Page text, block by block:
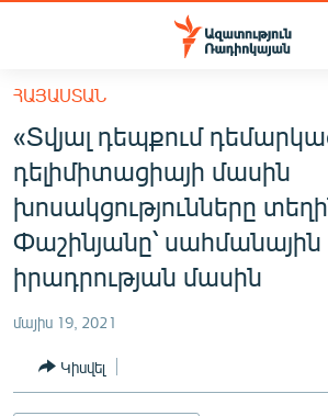
Մատչելիության
հիմնական
բովանդակությանը
Անցնել
հիմնական
մենյուին
Որոնում
ՀԱՅԱՍՏԱՆ
ՔԱՂԱՔԱԿԱՆ
ԸՆՏՐՈՒԹՅՈՒՆՆԵՐ 2026
ԻՐԱՎՈՒՆՔ
ՀԱՍԱՐԱԿՈՒԹՅՈՒՆ
ՂԱՐԱԲԱՂ
ՀԱՅԱՍՏԱՆ
«Տվյալ դեպքում
դելիմիտացիայի մասին
խոսակցությունները
Փաշինյանը՝ սահմանային
իրադրության մասին
մայիս 19, 2021
Կիսվել